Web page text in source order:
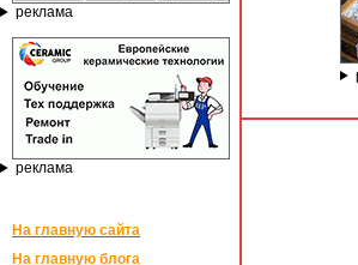
реклама
реклама
На главную сайта
На главную блога